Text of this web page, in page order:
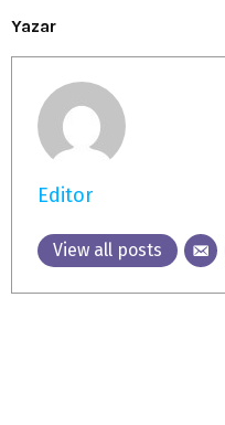
Yazar
Editor
View all posts